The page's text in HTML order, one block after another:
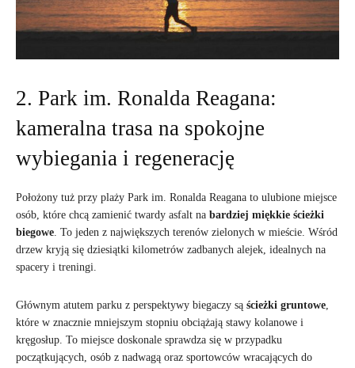
2. Park im. Ronalda Reagana:
kameralna trasa na spokojne
wybiegania i regenerację
Położony tuż przy plaży Park im. Ronalda Reagana to ulubione miejsce
osób, które chcą zamienić twardy asfalt na bardziej miękkie ścieżki
biegowe. To jeden z największych terenów zielonych w mieście. Wśród
drzew kryją się dziesiątki kilometrów zadbanych alejek, idealnych na
spacery i treningi.
Głównym atutem parku z perspektywy biegaczy są ścieżki gruntowe,
które w znacznie mniejszym stopniu obciążają stawy kolanowe i
kręgosłup. To miejsce doskonale sprawdza się w przypadku
początkujących, osób z nadwagą oraz sportowców wracających do